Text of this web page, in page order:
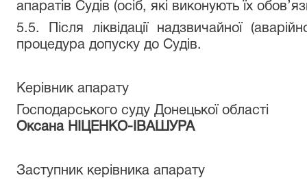
апаратів Судів (осіб, які виконують їх
5.5. Після ліквідації надзвичайної
процедура допуску до Судів.
Керівник апарату
Господарського суду Донецької області
Оксана НІЦЕНКО-ІВАШУРА
Заступник керівника апарату